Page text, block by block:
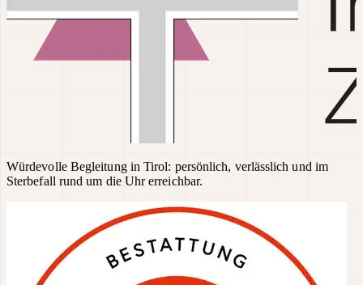
Würdevolle Begleitung in Tirol: persönlich, verlässlich und im
Sterbefall rund um die Uhr erreichbar.